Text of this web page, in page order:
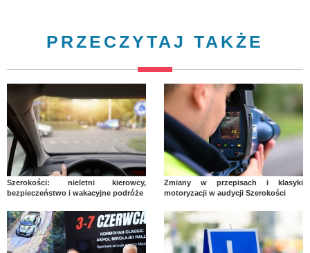
PRZECZYTAJ TAKŻE
Szerokości: nieletni kierowcy,
bezpieczeństwo i wakacyjne podróże
Zmiany w przepisach i klasyki
motoryzacji w audycji Szerokości